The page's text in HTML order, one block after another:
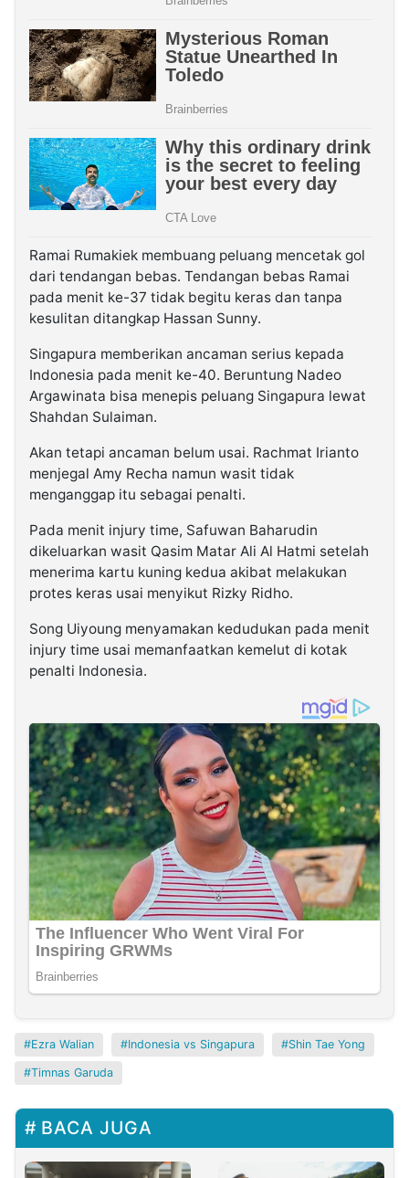
Ramai Rumakiek membuang peluang mencetak gol
dari tendangan bebas. Tendangan bebas Ramai
pada menit ke-37 tidak begitu keras dan tanpa
kesulitan ditangkap Hassan Sunny.
Singapura memberikan ancaman serius kepada
Indonesia pada menit ke-40. Beruntung Nadeo
Argawinata bisa menepis peluang Singapura lewat
Shahdan Sulaiman.
Akan tetapi ancaman belum usai. Rachmat Irianto
menjegal Amy Recha namun wasit tidak
menganggap itu sebagai penalti.
Pada menit injury time, Safuwan Baharudin
dikeluarkan wasit Qasim Matar Ali Al Hatmi setelah
menerima kartu kuning kedua akibat melakukan
protes keras usai menyikut Rizky Ridho.
Song Uiyoung menyamakan kedudukan pada menit
injury time usai memanfaatkan kemelut di kotak
penalti Indonesia.
Ezra Walian Indonesia vs Singapura Shin Tae Yong
Timnas Garuda
BACA JUGA